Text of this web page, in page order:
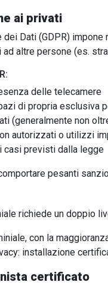
ai privati
Dati (GDPR)
altre persone (es.
delle telecamere
di propria esclusiva
(generalmente non
autorizzati o utilizzi
casi previsti dalla legge
pesanti
richiede un doppio
con la
installazione
certificato